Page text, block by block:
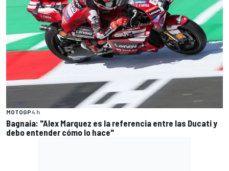
MOTOGP4 h
Bagnaia: "Alex Marquez es la referencia entre las Ducati y
debo entender cómo lo hace"